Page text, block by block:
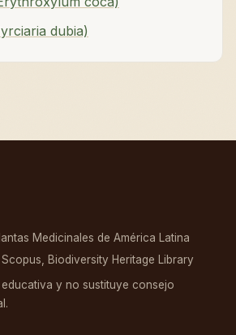
dubia)
Medicinales de América Latina
Biodiversity Heritage Library
y no sustituye consejo